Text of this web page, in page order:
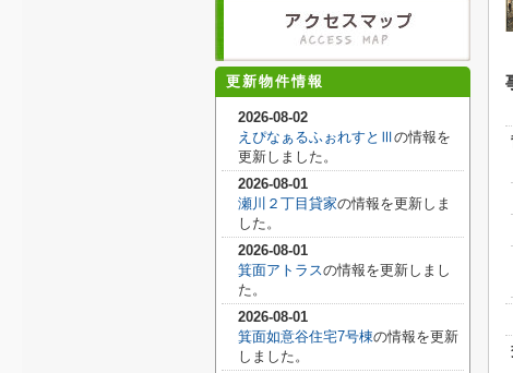
更新物件情報
2026-08-02
えぴなぁるふぉれすとⅢ の情報を
更新しました。
2026-08-01
瀬川２丁目貸家の情報を更新しま
した。
2026-08-01
箕面アトラスの情報を更新しまし
た。
2026-08-01
箕面如意谷住宅7号棟の情報を更新
しました。